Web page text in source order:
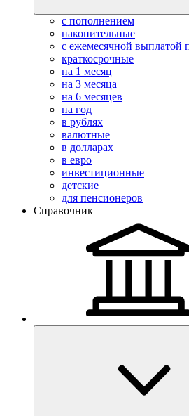
с пополнением
накопительные
с ежемесячной выплатой
краткосрочные
на 1 месяц
на 3 месяца
на 6 месяцев
на год
в рублях
валютные
в долларах
в евро
инвестиционные
детские
для пенсионеров
Справочник